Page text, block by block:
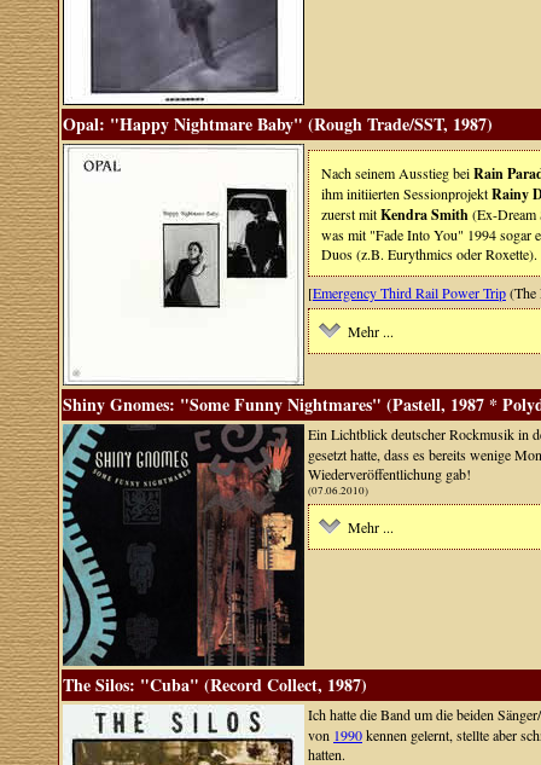
Opal: "Happy Nightmare Baby" (Rough Trade/SST, 1987)
Nach seinem Ausstieg beiRain
ihm initiierten SessionprojektRainy
zuerst mitKendra Smith(Ex-Dream
was mit "Fade Into You" 1994 sogar
Duos (z.B. Eurythmics oder Roxette).
[Emergency Third Rail Power Trip(The
Mehr ...
Shiny Gnomes: "Some Funny Nightmares" (Pastell, 1987 *
Ein Lichtblick deutscher Rockmusik in
gesetzt hatte, dass es bereits wenige
Wiederveröffentlichung gab!
(07.06.2010)
Mehr ...
The Silos: "Cuba" (Record Collect, 1987)
Ich hatte die Band um die beiden
von 1990kennen gelernt, stellte aber
hatten.